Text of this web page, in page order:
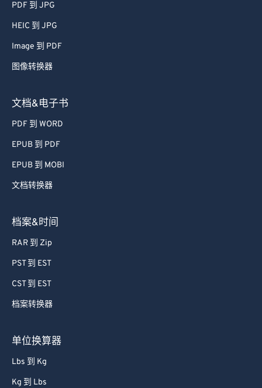
PDF 到 JPG
HEIC 到 JPG
Image 到 PDF
图像转换器
文档&电子书
PDF 到 WORD
EPUB 到 PDF
EPUB 到 MOBI
文档转换器
档案&时间
RAR 到 Zip
PST 到 EST
CST 到 EST
档案转换器
单位换算器
Lbs 到 Kg
Kg 到 Lbs